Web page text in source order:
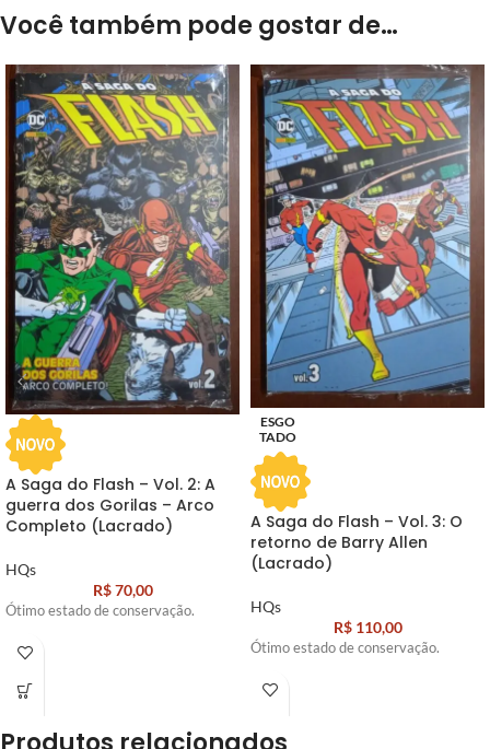
Você também pode gostar de…
A Saga do Flash – Vol. 2: A
guerra dos Gorilas – Arco
Completo (Lacrado)
HQs
R$70,00
Ótimo estado de conservação.
ESGO
TADO
A Saga do Flash – Vol. 3: O
retorno de Barry Allen
(Lacrado)
HQs
R$110,00
Ótimo estado de conservação.